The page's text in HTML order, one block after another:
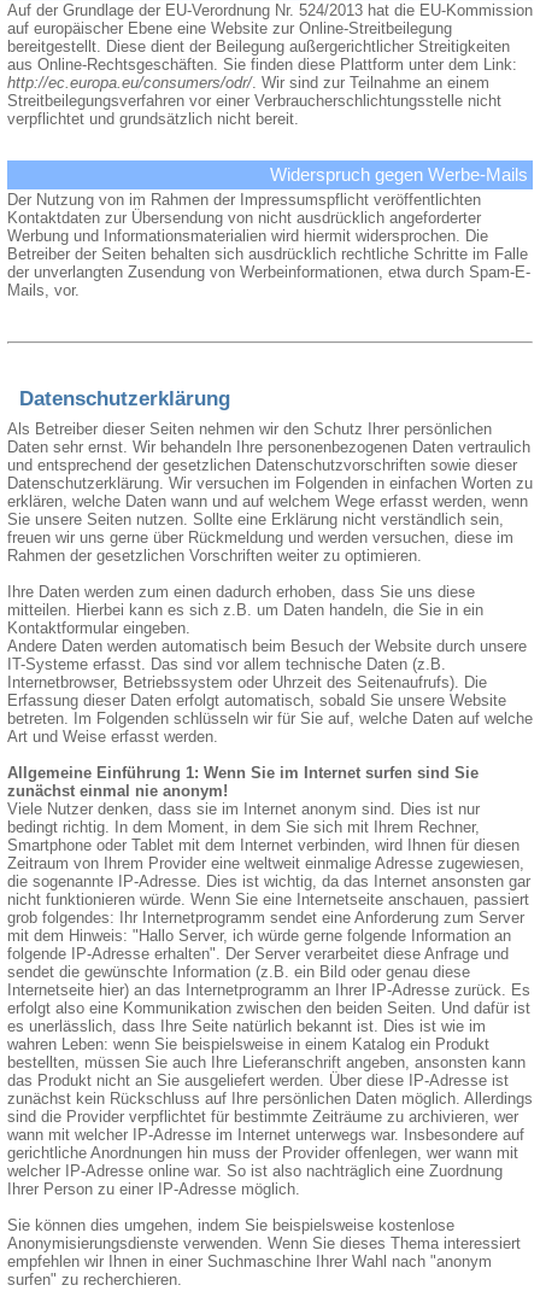
Auf der Grundlage der EU-Verordnung Nr. 524/2013 hat die EU-Kommission
auf europäischer Ebene eine Website zur Online-Streitbeilegung
bereitgestellt. Diese dient der Beilegung außergerichtlicher Streitigkeiten
aus Online-Rechtsgeschäften. Sie finden diese Plattform unter dem Link:
http://ec.europa.eu/consumers/odr/. Wir sind zur Teilnahme an einem
Streitbeilegungsverfahren vor einer Verbraucherschlichtungsstelle nicht
verpflichtet und grundsätzlich nicht bereit.
Widerspruch gegen Werbe-Mails
Der Nutzung von im Rahmen der Impressumspflicht veröffentlichten
Kontaktdaten zur Übersendung von nicht ausdrücklich angeforderter
Werbung und Informationsmaterialien wird hiermit widersprochen. Die
Betreiber der Seiten behalten sich ausdrücklich rechtliche Schritte im Falle
der unverlangten Zusendung von Werbeinformationen, etwa durch Spam-E-
Mails, vor.
Datenschutzerklärung
Als Betreiber dieser Seiten nehmen wir den Schutz Ihrer persönlichen
Daten sehr ernst. Wir behandeln Ihre personenbezogenen Daten vertraulich
und entsprechend der gesetzlichen Datenschutzvorschriften sowie dieser
Datenschutzerklärung. Wir versuchen im Folgenden in einfachen Worten zu
erklären, welche Daten wann und auf welchem Wege erfasst werden, wenn
Sie unsere Seiten nutzen. Sollte eine Erklärung nicht verständlich sein,
freuen wir uns gerne über Rückmeldung und werden versuchen, diese im
Rahmen der gesetzlichen Vorschriften weiter zu optimieren.
Ihre Daten werden zum einen dadurch erhoben, dass Sie uns diese
mitteilen. Hierbei kann es sich z.B. um Daten handeln, die Sie in ein
Kontaktformular eingeben.
Andere Daten werden automatisch beim Besuch der Website durch unsere
IT-Systeme erfasst. Das sind vor allem technische Daten (z.B.
Internetbrowser, Betriebssystem oder Uhrzeit des Seitenaufrufs). Die
Erfassung dieser Daten erfolgt automatisch, sobald Sie unsere Website
betreten. Im Folgenden schlüsseln wir für Sie auf, welche Daten auf welche
Art und Weise erfasst werden.
Allgemeine Einführung 1: Wenn Sie im Internet surfen sind Sie
zunächst einmal nie anonym!
Viele Nutzer denken, dass sie im Internet anonym sind. Dies ist nur
bedingt richtig. In dem Moment, in dem Sie sich mit Ihrem Rechner,
Smartphone oder Tablet mit dem Internet verbinden, wird Ihnen für diesen
Zeitraum von Ihrem Provider eine weltweit einmalige Adresse zugewiesen,
die sogenannte IP-Adresse. Dies ist wichtig, da das Internet ansonsten gar
nicht funktionieren würde. Wenn Sie eine Internetseite anschauen, passiert
grob folgendes: Ihr Internetprogramm sendet eine Anforderung zum Server
mit dem Hinweis: "Hallo Server, ich würde gerne folgende Information an
folgende IP-Adresse erhalten". Der Server verarbeitet diese Anfrage und
sendet die gewünschte Information (z.B. ein Bild oder genau diese
Internetseite hier) an das Internetprogramm an Ihrer IP-Adresse zurück. Es
erfolgt also eine Kommunikation zwischen den beiden Seiten. Und dafür ist
es unerlässlich, dass Ihre Seite natürlich bekannt ist. Dies ist wie im
wahren Leben: wenn Sie beispielsweise in einem Katalog ein Produkt
bestellten, müssen Sie auch Ihre Lieferanschrift angeben, ansonsten kann
das Produkt nicht an Sie ausgeliefert werden. Über diese IP-Adresse ist
zunächst kein Rückschluss auf Ihre persönlichen Daten möglich. Allerdings
sind die Provider verpflichtet für bestimmte Zeiträume zu archivieren, wer
wann mit welcher IP-Adresse im Internet unterwegs war. Insbesondere auf
gerichtliche Anordnungen hin muss der Provider offenlegen, wer wann mit
welcher IP-Adresse online war. So ist also nachträglich eine Zuordnung
Ihrer Person zu einer IP-Adresse möglich.
Sie können dies umgehen, indem Sie beispielsweise kostenlose
Anonymisierungsdienste verwenden. Wenn Sie dieses Thema interessiert
empfehlen wir Ihnen in einer Suchmaschine Ihrer Wahl nach "anonym
surfen" zu recherchieren.